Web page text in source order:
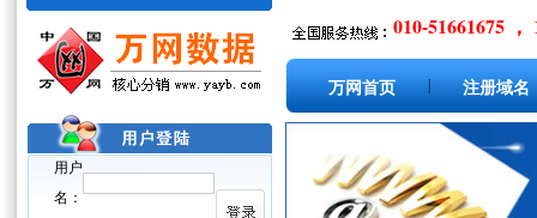
用户
名：
010-51661675 ，
万网首页 注册域名